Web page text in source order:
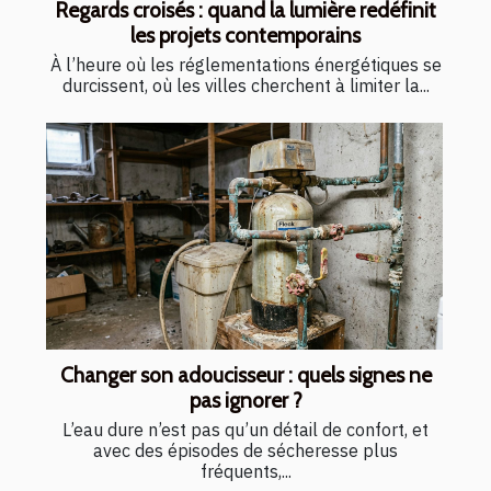
Regards croisés : quand la lumière redéfinit
les projets contemporains
À l’heure où les réglementations énergétiques se
durcissent, où les villes cherchent à limiter la...
Changer son adoucisseur : quels signes ne
pas ignorer ?
L’eau dure n’est pas qu’un détail de confort, et
avec des épisodes de sécheresse plus
fréquents,...